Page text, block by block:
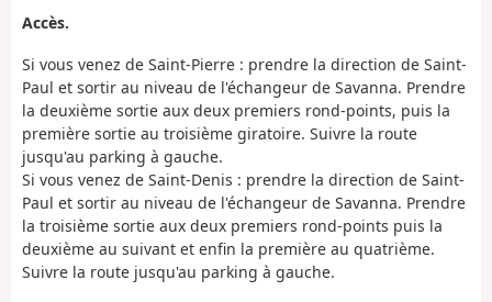
Accès.
Si vous venez de Saint-Pierre : prendre la direction de Saint-
Paul et sortir au niveau de l'échangeur de Savanna. Prendre
la deuxième sortie aux deux premiers rond-points, puis la
première sortie au troisième giratoire. Suivre la route
jusqu'au parking à gauche.
Si vous venez de Saint-Denis : prendre la direction de Saint-
Paul et sortir au niveau de l'échangeur de Savanna. Prendre
la troisième sortie aux deux premiers rond-points puis la
deuxième au suivant et enfin la première au quatrième.
Suivre la route jusqu'au parking à gauche.